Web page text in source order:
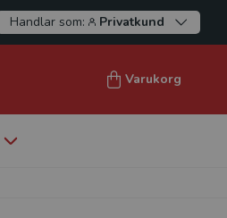
Handlar som: Privatkund
Varukorg